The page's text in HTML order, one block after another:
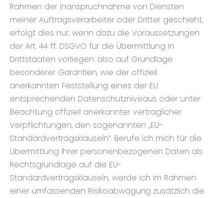
Rahmen der Inanspruchnahme von Diensten
meiner Auftragsverarbeiter oder Dritter geschieht,
erfolgt dies nur, wenn dazu die Voraussetzungen
der Art. 44 ff. DSGVO für die Übermittlung in
Drittstaaten vorliegen: also auf Grundlage
besonderer Garantien, wie der offiziell
anerkannten Feststellung eines der EU
entsprechenden Datenschutzniveaus oder unter
Beachtung offiziell anerkannter vertraglicher
Verpflichtungen, den sogenannten „EU-
Standardvertragsklauseln“. Berufe ich mich für die
Übermittlung Ihrer personenbezogenen Daten als
Rechtsgrundlage auf die EU-
Standardvertragsklauseln, werde ich im Rahmen
einer umfassenden Risikoabwägung zusätzlich die